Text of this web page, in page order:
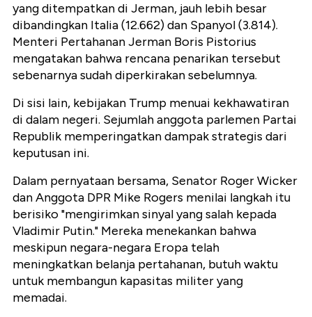
yang ditempatkan di Jerman, jauh lebih besar
dibandingkan Italia (12.662) dan Spanyol (3.814).
Menteri Pertahanan Jerman Boris Pistorius
mengatakan bahwa rencana penarikan tersebut
sebenarnya sudah diperkirakan sebelumnya.
Di sisi lain, kebijakan Trump menuai kekhawatiran
di dalam negeri. Sejumlah anggota parlemen Partai
Republik memperingatkan dampak strategis dari
keputusan ini.
Dalam pernyataan bersama, Senator Roger Wicker
dan Anggota DPR Mike Rogers menilai langkah itu
berisiko "mengirimkan sinyal yang salah kepada
Vladimir Putin." Mereka menekankan bahwa
meskipun negara-negara Eropa telah
meningkatkan belanja pertahanan, butuh waktu
untuk membangun kapasitas militer yang
memadai.